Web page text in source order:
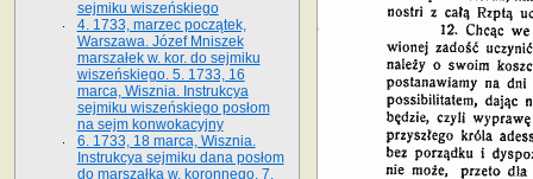
sejmiku wiszeńskiego
4. 1733, marzec początek,
Warszawa. Józef Mniszek
marszałek w. kor. do sejmiku
wiszeńskiego. 5. 1733, 16
marca, Wisznia. Instrukcya
sejmiku wiszeńskiego posłom
na sejm konwokacyjny
6. 1733, 18 marca, Wisznia.
Instrukcya sejmiku dana posłom
do marszałka w. koronnego. 7.